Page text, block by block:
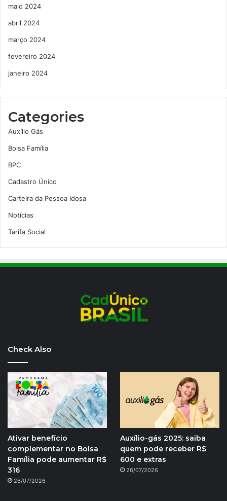
maio 2024
abril 2024
março 2024
fevereiro 2024
janeiro 2024
Categories
Auxílio Gás
Bolsa Família
BPC
Cadastro Único
Carteira da Pessoa Idosa
Notícias
Tarifa Social
Check Also
Ativar benefício
complementar no Bolsa
Família pode aumentar R$
316
26/07/2026
Auxílio-gás 2025: saiba
quem pode receber R$
600 e extras
26/07/2026